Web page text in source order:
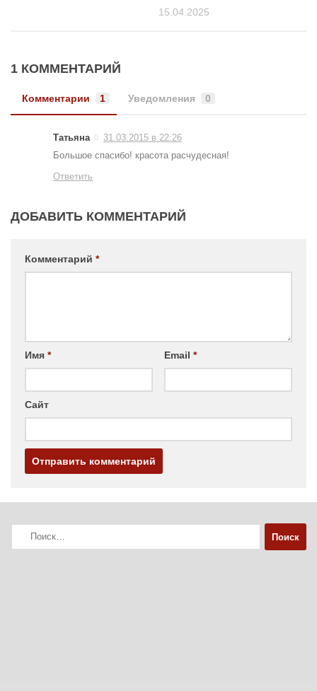
15.04.2025
1 КОММЕНТАРИЙ
Комментарии 1 Уведомления 0
Татьяна
31.03.2015 в 22:26
Большое спасибо! красота расчудесная!
Ответить
ДОБАВИТЬ КОММЕНТАРИЙ
Комментарий *
Имя * Email *
Сайт
Найти: